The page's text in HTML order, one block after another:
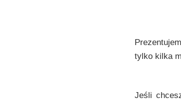
tylko kilka
Jeśli